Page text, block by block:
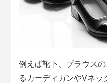
例えば靴下、ブラウス
るカーディガンやVネ